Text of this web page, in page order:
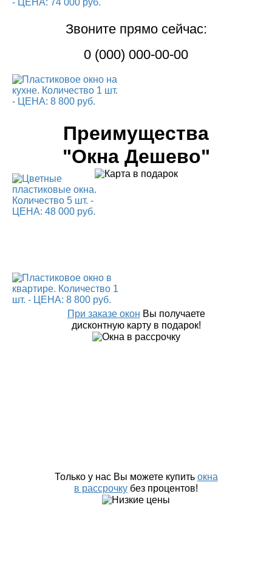
Звоните прямо сейчас:
0 (000) 000-00-00
Преимущества
"Окна Дешево"
При заказе окон Вы получаете
дисконтную карту в подарок!
Только у нас Вы можете купить окна
в рассрочку без процентов!